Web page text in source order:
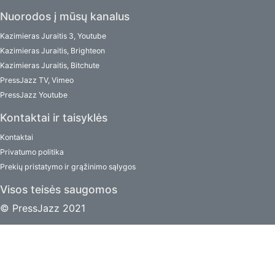
Nuorodos į mūsų kanalus
Kazimieras Juraitis 3, Youtube
Kazimieras Juraitis, Brighteon
Kazimieras Juraitis, Bitchute
PressJazz TV, Vimeo
PressJazz Youtube
Kontaktai ir taisyklės
Kontaktai
Privatumo politika
Prekių pristatymo ir grąžinimo sąlygos
Visos teisės saugomos
© PressJazz 2021